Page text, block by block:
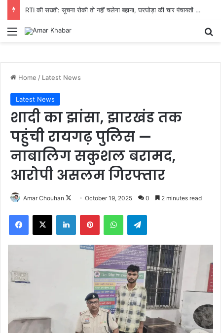
RTI की सख्ती: सूचना रोकी तो नहीं चलेगा बहाना, घरघोड़ा की चार पंचायतों में 15 दिन में हिसाब देने का आदेश
Menu
Home / Latest News
Latest News
शादी का झांसा, झारखंड तक
पहुंची रायगढ़ पुलिस —
नाबालिग सकुशल बरामद,
आरोपी असलम गिरफ्तार
Amar Chouhan
FollowOctober 19, 2025 0 2 minutes read
Facebook
X LinkedInPinterestWhatsAppTelegram